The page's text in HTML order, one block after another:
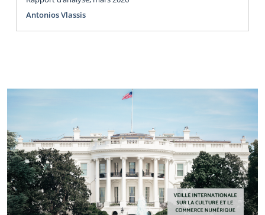
Antonios Vlassis